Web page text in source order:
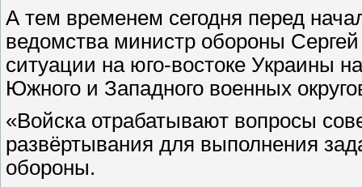
А тем временем сегодня перед
ведомства министр обороны
ситуации на юго-востоке Украины
Южного и Западного военных
«Войска отрабатывают вопросы
развёртывания для выполнения
обороны.